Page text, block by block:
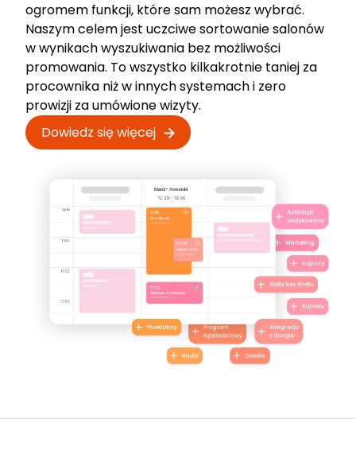
ogromem funkcji, które sam możesz wybrać.
Naszym celem jest uczciwe sortowanie salonów
w wynikach wyszukiwania bez możliwości
promowania. To wszystko kilkakrotnie taniej za
procownika niż w innych systemach i zero
prowizji za umówione wizyty.
Dowiedz się więcej